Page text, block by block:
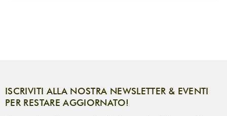
ISCRIVITI ALLA NOSTRA NEWSLETTER & EVENTI
PER RESTARE AGGIORNATO!